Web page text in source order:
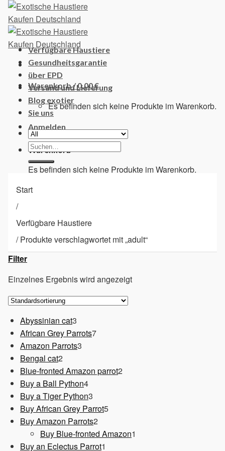
Skip
content
Warenkorb /0,00€
Es befinden sich keine Produkte im Warenkorb.
Anmelden
Warenkorb
Es befinden sich keine Produkte im Warenkorb.
Verfügbare Haustiere
Gesundheitsgarantie
über EPD
Versand und Lieferung
Blog exotier
Sie uns
Suchen
nach:
Start
/
Verfügbare Haustiere
/Produkte verschlagwortet mit „adult“
Filter
Einzelnes Ergebnis wird angezeigt
Abyssinian cat3
Produkte
African Grey Parrots77
Amazon Parrots3
Bengal cat22
Produkte
Blue-fronted Amazon parrot22
Buy a Ball Python44
Produkte
Buy a Tiger Python3
Produkte
Buy African Grey Parrot55
Buy Amazon Parrots22
Produkte
Buy Blue-fronted Amazon1
Buy an Eclectus Parrot1